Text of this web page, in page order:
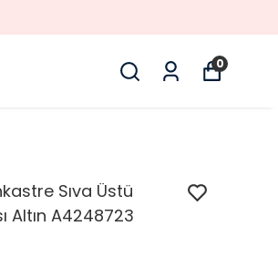
0
Sıva Üstü
Altın A4248723